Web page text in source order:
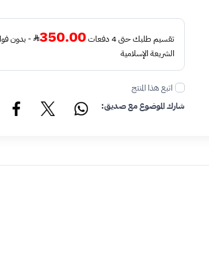
تقسيم طلبك حتى 4 دفعات 350.00 - بدون
الشريعة الإسلامية
اتبع هذا المنتج
شارك الموضوع مع صديق: